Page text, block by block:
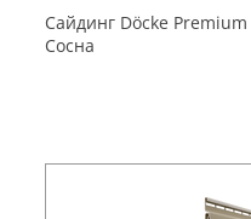
Сайдинг Döcke
Сосна